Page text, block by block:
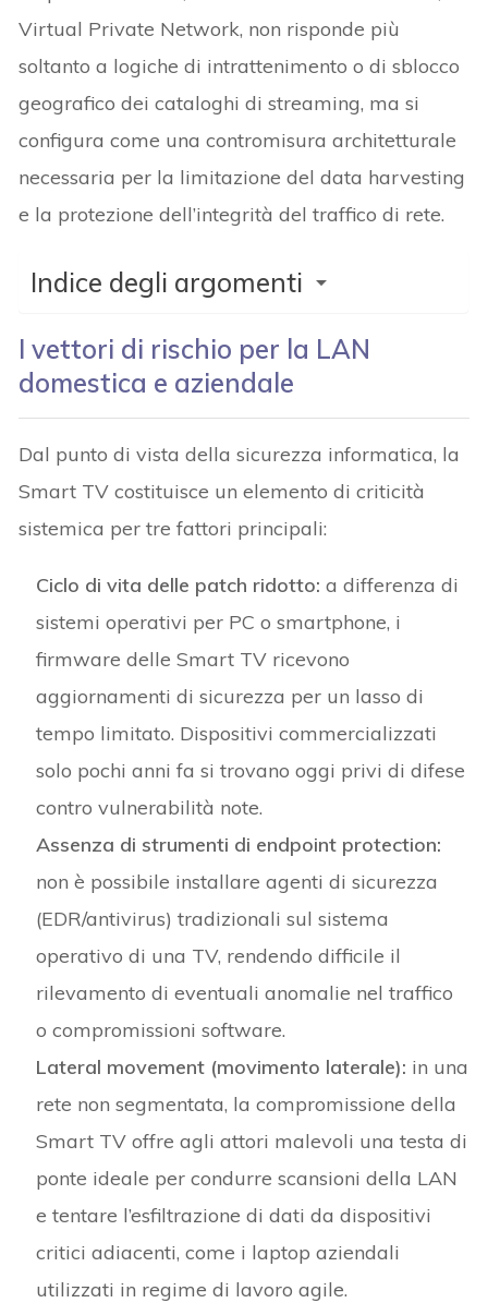
Virtual Private Network, non risponde più
soltanto a logiche di intrattenimento o di sblocco
geografico dei cataloghi di streaming, ma si
configura come una contromisura architetturale
necessaria per la limitazione del data harvesting
e la protezione dell’integrità del traffico di rete.
Indice degli argomenti
I vettori di rischio per la LAN
domestica e aziendale
Dal punto di vista della sicurezza informatica, la
Smart TV costituisce un elemento di criticità
sistemica per tre fattori principali:
Ciclo di vita delle patch ridotto: a differenza di
sistemi operativi per PC o smartphone, i
firmware delle Smart TV ricevono
aggiornamenti di sicurezza per un lasso di
tempo limitato. Dispositivi commercializzati
solo pochi anni fa si trovano oggi privi di difese
contro vulnerabilità note.
Assenza di strumenti di endpoint protection:
non è possibile installare agenti di sicurezza
(EDR/antivirus) tradizionali sul sistema
operativo di una TV, rendendo difficile il
rilevamento di eventuali anomalie nel traffico
o compromissioni software.
Lateral movement (movimento laterale): in una
rete non segmentata, la compromissione della
Smart TV offre agli attori malevoli una testa di
ponte ideale per condurre scansioni della LAN
e tentare l’esfiltrazione di dati da dispositivi
critici adiacenti, come i laptop aziendali
utilizzati in regime di lavoro agile.